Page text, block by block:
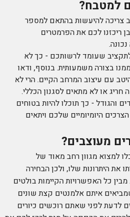
למטבח?
צריכה להיעשות בהתאם למספר
ריכזנו לכם את הפרמטרים
שעומד לרשותכם - כך לא
בצורה משמעותית. בנוסף, ודאו
עם עיצוב המרחב הקיים. הרי לא
או לא מתאים לסגנון הכללי.
והגודל - כך תוכלו להיות בטוחים
היומיומיים שלכם ויתאים
מעוצבים?
למצוא מגוון רחב מאוד של
את היתרונות שלו, ולכן הבחירה
כל האפשרויות הקיימות בולטים
איתם אלמנטים קצת שונים
לדעת לפני שאתם רוכשים כיורים